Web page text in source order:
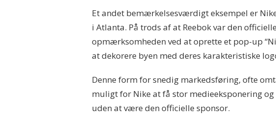
Et andet bemærkelsesværdigt eksempel er
i Atlanta. På trods af at Reebok var den
opmærksomheden ved at oprette et pop-up
at dekorere byen med deres karakteristiske
Denne form for snedig markedsføring, ofte
muligt for Nike at få stor medieeksponering
uden at være den officielle sponsor.